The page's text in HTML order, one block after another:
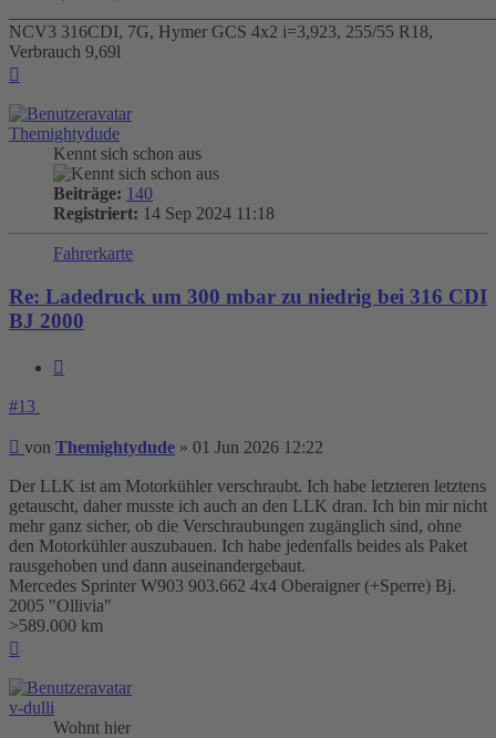
NCV3 316CDI, 7G, Hymer GCS 4x2 i=3,923, 255/55 R18,
Verbrauch 9,69l
Themightydude
Kennt sich schon aus
Beiträge: 140
Registriert: 14 Sep 2024 11:18
Fahrerkarte
Re: Ladedruck um 300 mbar zu niedrig bei 316 CDI
BJ 2000
#13
Beitrag
von Themightydude » 01 Jun 2026 12:22
Der LLK ist am Motorkühler verschraubt. Ich habe letzteren letztens
getauscht, daher musste ich auch an den LLK dran. Ich bin mir nicht
mehr ganz sicher, ob die Verschraubungen zugänglich sind, ohne
den Motorkühler auszubauen. Ich habe jedenfalls beides als Paket
rausgehoben und dann auseinandergebaut.
Mercedes Sprinter W903 903.662 4x4 Oberaigner (+Sperre) Bj.
2005 "Ollivia"
>589.000 km
v-dulli
Wohnt hier